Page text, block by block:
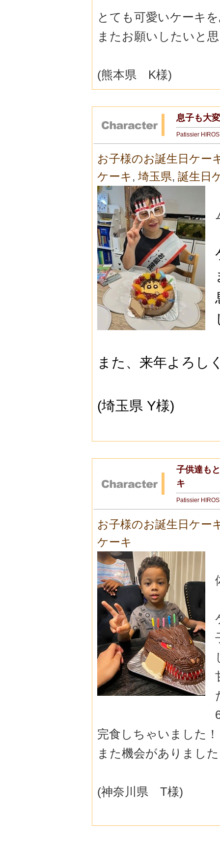
とても可愛いケーキ
またお願いしたいと
(熊本県 K様)
息子も大
Patissier
お子様のお誕生日ケー
ケーキ , 埼玉県, 誕生日
また、来年よろし
(埼玉県 Y様)
子供達も
キ
Patissier
お子様のお誕生日ケー
ケーキ
完食しちゃいました！
また機会がありまし
(神奈川県 T様)